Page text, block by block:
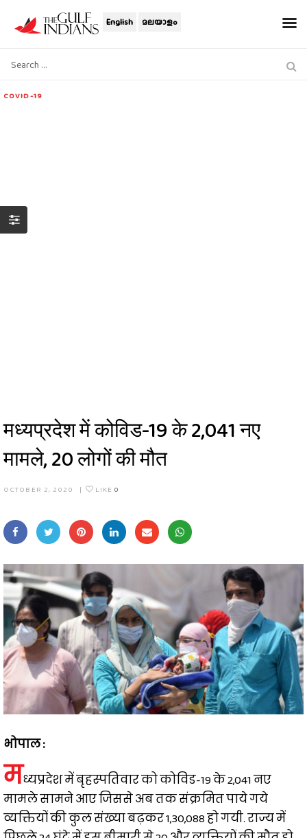
English മലയാളം
COVID-19
मध्यप्रदेश में कोविड-19 के 2,041 नए
मामले, 20 लोगों की मौत
OCTOBER 2, 2020 | LIKE 0
भोपाल :
मध्यप्रदेश में बृहस्पतिवार को कोविड-19 के 2,041 नए
मामले सामने आए जिससे अब तक संक्रमित पाये गये
व्यक्तियों की कुल संख्या बढ़कर 1,30,088 हो गयी. राज्य में